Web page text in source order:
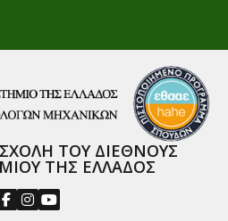
ΤΟΥ ΔΙΕΘΝΟΥΣ
ΤΗΣ ΕΛΛΑΔΟΣ